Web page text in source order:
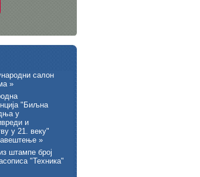
салон
»
"Биљна
у
и
у 21. веку"
»
штампе број
"Техника"